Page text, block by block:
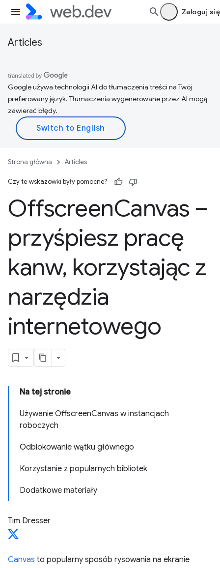
Zaloguj się
Articles
Google używa technologii AI do tłumaczenia treści na Twój
preferowany język. Tłumaczenia wygenerowane przez AI mogą
zawierać błędy.
Strona główna Articles
Czy te wskazówki były pomocne?
OffscreenCanvas –
przyśpiesz pracę
kanw, korzystając z
narzędzia
internetowego
Na tej stronie
Używanie OffscreenCanvas w instancjach
roboczych
Odblokowanie wątku głównego
Korzystanie z popularnych bibliotek
Dodatkowe materiały
Tim Dresser
Canvas to popularny sposób rysowania na ekranie